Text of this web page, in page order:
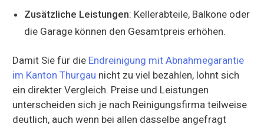
Zusätzliche Leistungen: Kellerabteile, Balkone oder
die Garage können den Gesamtpreis erhöhen.
Damit Sie für die Endreinigung mit Abnahmegarantie
im Kanton Thurgau nicht zu viel bezahlen, lohnt sich
ein direkter Vergleich. Preise und Leistungen
unterscheiden sich je nach Reinigungsfirma teilweise
deutlich, auch wenn bei allen dasselbe angefragt